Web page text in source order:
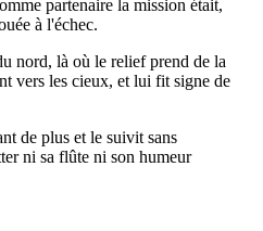
partenaire la mission était,
à l'échec.
nord, là où le relief prend de la
vers les cieux, et lui fit signe de
de plus et le suivit sans
ni sa flûte ni son humeur